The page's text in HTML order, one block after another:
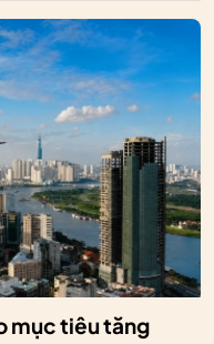
mục tiêu tăng